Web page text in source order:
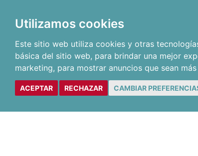
Utilizamos cookies
Este sitio web utiliza cookies y otras
básica del sitio web, para brindar una mejor
marketing, para mostrar anuncios que sean
ACEPTAR RECHAZAR CAMBIAR